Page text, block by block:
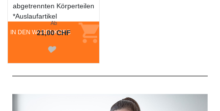
abgetrennten Körperteilen
*Auslaufartikel
IN DEN WARENKORB
Ab
21,00 CHF